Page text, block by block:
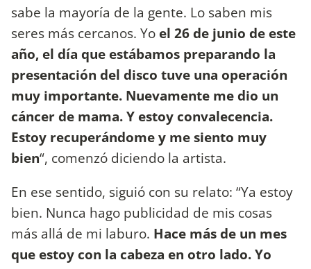
sabe la mayoría de la gente. Lo saben mis
seres más cercanos. Yo el 26 de junio de este
año, el día que estábamos preparando la
presentación del disco tuve una operación
muy importante. Nuevamente me dio un
cáncer de mama. Y estoy convalecencia.
Estoy recuperándome y me siento muy
bien“, comenzó diciendo la artista.
En ese sentido, siguió con su relato: “Ya estoy
bien. Nunca hago publicidad de mis cosas
más allá de mi laburo. Hace más de un mes
que estoy con la cabeza en otro lado. Yo